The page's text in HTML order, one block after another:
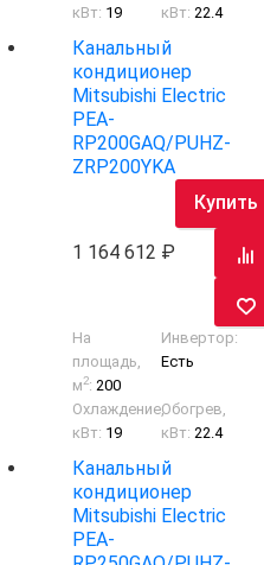
кВт: 19
кВт: 22.4
Канальный
кондиционер
Mitsubishi Electric
PEA-
RP200GAQ/PUHZ-
ZRP200YKA
1 164 612
Купить
На
площадь,
м2:200
Инвертор:
Есть
Охлаждение,
кВт: 19
Обогрев,
кВт:22.4
Канальный
кондиционер
Mitsubishi Electric
PEA-